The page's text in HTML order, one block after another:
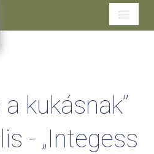
kukásnak”
- „Integess